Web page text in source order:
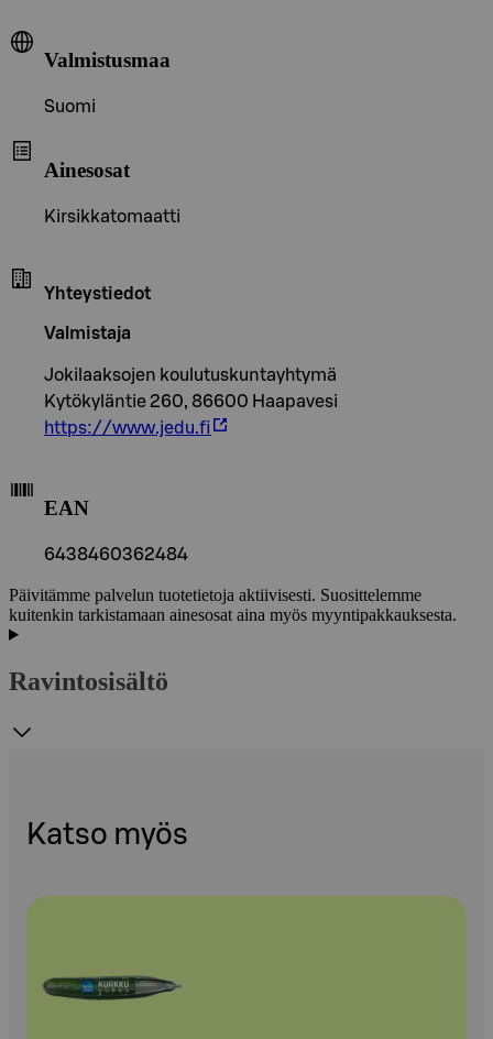
Valmistusmaa
Suomi
Ainesosat
Kirsikkatomaatti
Yhteystiedot
Valmistaja
Jokilaaksojen koulutuskuntayhtymä
Kytökyläntie 260, 86600 Haapavesi
https://www.jedu.fi
EAN
6438460362484
Päivitämme palvelun tuotetietoja aktiivisesti. Suosittelemme
kuitenkin tarkistamaan ainesosat aina myös myyntipakkauksesta.
Ravintosisältö
Katso myös